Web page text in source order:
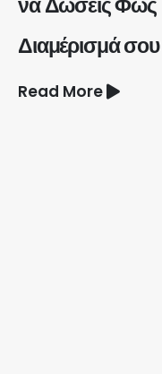
Διαμέρισμά σου
Read More